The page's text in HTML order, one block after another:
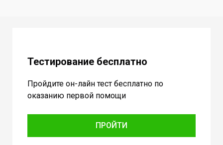
Тестирование бесплатно
Пройдите он-лайн тест бесплатно по
оказанию первой помощи
ПРОЙТИ